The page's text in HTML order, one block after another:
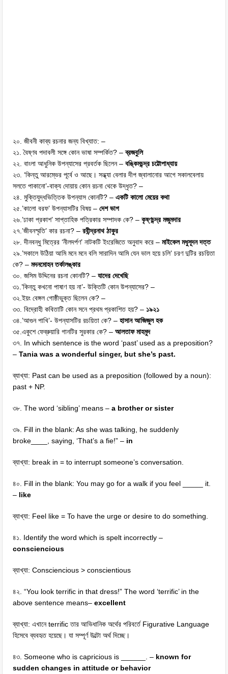
২০. জীবনী কাব্য রচনার জন্য বিখ্যাত: –
২১. বৈষ্ণব পদাবলী সঙ্গে কোন ভাষা সম্পর্কিত? –ব্রজবুলি
২২. বাংলা আধুনিক উপন্যাসের প্রবর্তক ছিলেন –বঙ্কিমচন্দ্র চট্টোপাধ্যায়
২৩. ‘কিন্তু আরম্ভের পূর্বে ও আছে। সন্ধ্যা বেলার দীপ জ্বালানোর আগে সকালবেলায়
সলতে পাকানো’-বাক্য দোয়ায় কোন রচনা থেকে উদ্ধৃত? –
২৪. মুক্তিযুদ্ধভিত্তিক উপন্যাস কোনটি? –একটি কালো মেয়ের কথা
২৫.’কালো বরফ’ উপন্যাসটির বিষয় –দেশ ভাগ
২৬.’ঢাকা প্রকাশ’ সাপ্তাহিক পত্রিকার সম্পাদক কে? –কৃষ্ণচন্দ্র মজুমদার
২৭.’জীবনস্মৃতি’ কার রচনা? –রবীন্দ্রনাথ ঠাকুর
২৮. দীনবন্ধু মিত্রের ‘নীলদর্পণ’ নাটকটি ইংরেজিতে অনুবাদ করে –মাইকেল মধুসূদন দত্ত
২৯.’সকালে উঠিয়া আমি মনে মনে বলি সারাদিন আমি যেন ভাল হয়ে চলি’ চরণ দুটির রচয়িতা
কে? –মদনমোহন তর্কালঙ্কার
৩০. জসিম উদ্দিনের রচনা কোনটি? –যাদের দেখেছি
৩১.’কিন্তু কখনো পাষাণ হয় না’- উক্তিটি কোন উপন্যাসের? –
৩২.ইয়ং বেঙ্গল গোষ্ঠীভুক্ত ছিলেন কে? –
৩৩. বিদ্রোহী কবিতাটি কোন সনে প্রথম প্রকাশিত হয়? – ১৯২১
৩৪.’আগুন পাখি’- উপন্যাসটির রচয়িতা কে? –হাসান আজিজুল হক
৩৫.একুশে ফেব্রুয়ারি গানটির সুরকার কে? –আলতাফ মাহমুদ
৩৭. In which sentence is the word ‘past’ used as a preposition?
–Tania was a wonderful singer, but she’s past.
ব্যাখ্যা: Past can be used as a preposition (followed by a noun):
past + NP.
৩৮. The word ‘sibling’ means –a brother or sister
৩৯. Fill in the blank: As she was talking, he suddenly
broke____, saying, ‘That’s a fie!” – in
ব্যাখ্যা: break in = to interrupt someone’s conversation.
৪০. Fill in the blank: You may go for a walk if you feel _____ it.
– like
ব্যাখ্যা: Feel like = To have the urge or desire to do something.
৪১. Identify the word which is spelt incorrectly –
consciencious
ব্যাখ্যা: Consciencious > conscientious
৪২. “You look terrific in that dress!” The word ‘terrific’ in the
above sentence means– excellent
ব্যাখ্যা: এখানে terrific তার আভিধানিক অর্থের পরিবর্তে Figurative Language
হিসেবে ব্যবহৃত হয়েছে। যা সম্পূর্ণ উল্টো অর্থ দিচ্ছে।
৪৩. Someone who is capricious is ______. – known for
sudden changes in attitude or behavior